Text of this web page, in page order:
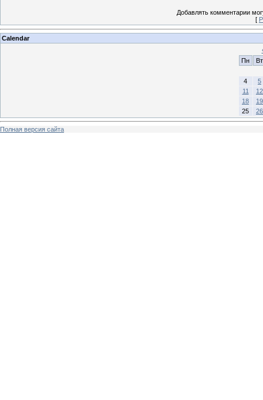
Добавлять комментарии
[
Calendar
Пн
Вт
4
5
11
12
18
19
25
26
Полная версия сайта